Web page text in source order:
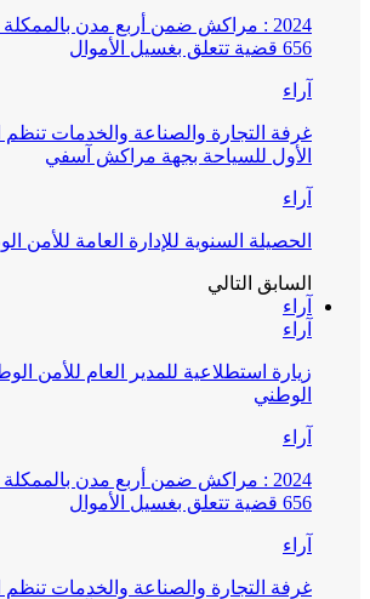
2024 : مراكش ضمن أربع مدن
656 قضية تتعلق بغسيل الأموال
آراء
غرفة التجارة والصناعة والخدمات تنظم
الأول للسياحة بجهة مراكش آسفي
آراء
الحصيلة السنوية للإدارة العامة للأمن
السابق التالي
آراء
آراء
زيارة استطلاعية للمدير العام للأمن
الوطني
آراء
2024 : مراكش ضمن أربع مدن
656 قضية تتعلق بغسيل الأموال
آراء
غرفة التجارة والصناعة والخدمات تنظم